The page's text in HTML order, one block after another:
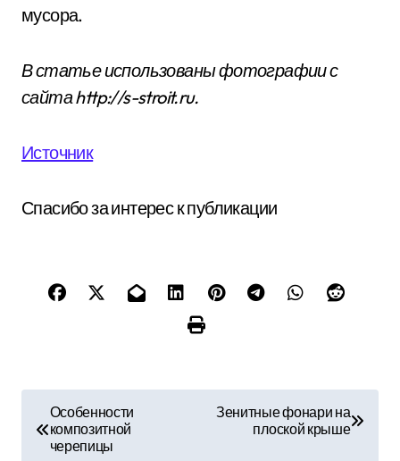
мусора.
В статье использованы фотографии с
сайтаhttp://s-stroit.ru.
Источник
Спасибо за интерес к публикации
Особенности
композитной
черепицы
Зенитные фонари на
плоской крыше